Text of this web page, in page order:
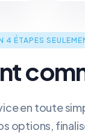
4 ÉTAPES
en toute
options,